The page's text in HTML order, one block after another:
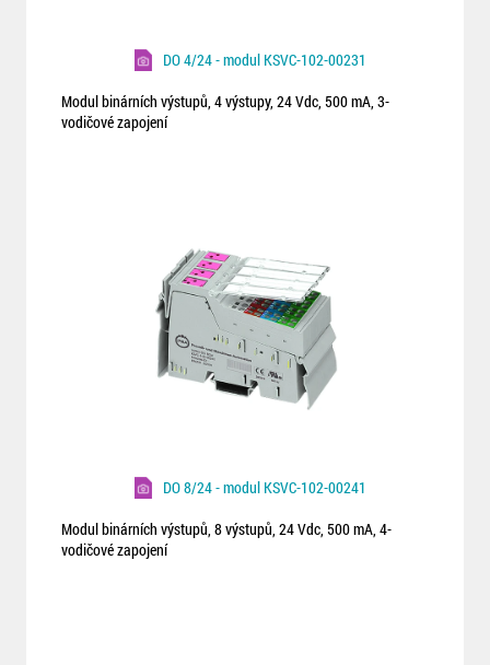
DO 4/24 - modul KSVC-102-00231
Modul binárních výstupů, 4 výstupy, 24 Vdc, 500 mA, 3-
vodičové zapojení
DO 8/24 - modul KSVC-102-00241
Modul binárních výstupů, 8 výstupů, 24 Vdc, 500 mA, 4-
vodičové zapojení